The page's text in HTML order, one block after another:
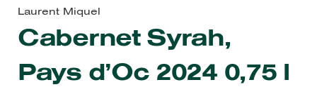
Laurent Miquel
Cabernet Syrah,
Pays d’Oc 2024 0,75 l